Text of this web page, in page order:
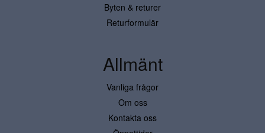
Byten & returer
Returformulär
Allmänt
Vanliga frågor
Om oss
Kontakta oss